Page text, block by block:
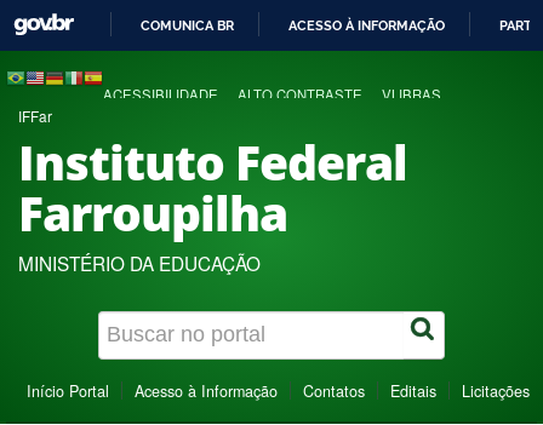
COMUNICA BR ACESSO À INFORMAÇÃO
ACESSIBILIDADE ALTO CONTRASTE VLIBRAS
IFFar
Instituto Federal
Farroupilha
MINISTÉRIO DA EDUCAÇÃO
Início Portal Acesso à Informação Contatos Editais Licitações